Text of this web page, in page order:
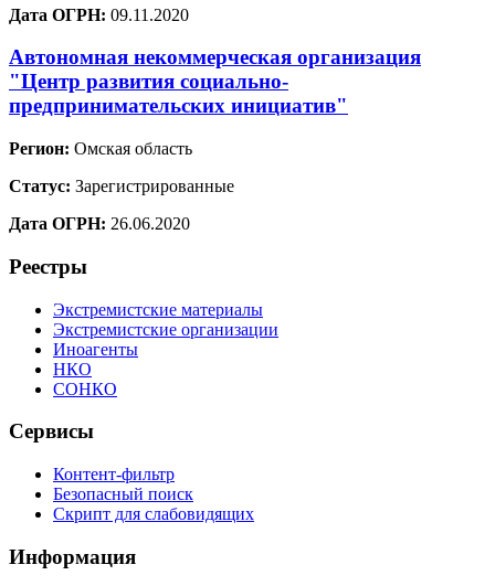
Дата ОГРН: 09.11.2020
Автономная некоммерческая организация
"Центр развития социально-
предпринимательских инициатив"
Регион: Омская область
Статус: Зарегистрированные
Дата ОГРН: 26.06.2020
Реестры
Экстремистские материалы
Экстремистские организации
Иноагенты
НКО
СОНКО
Сервисы
Контент-фильтр
Безопасный поиск
Скрипт для слабовидящих
Информация